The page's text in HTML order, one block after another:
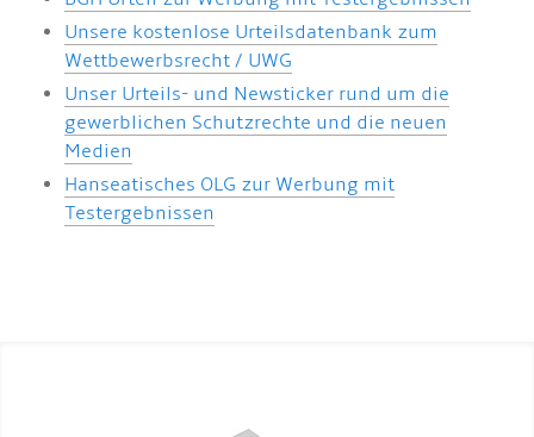
Unsere kostenlose Urteilsdatenbank zum
Wettbewerbsrecht / UWG
Unser Urteils- und Newsticker rund um die
gewerblichen Schutzrechte und die neuen
Medien
Hanseatisches OLG zur Werbung mit
Testergebnissen